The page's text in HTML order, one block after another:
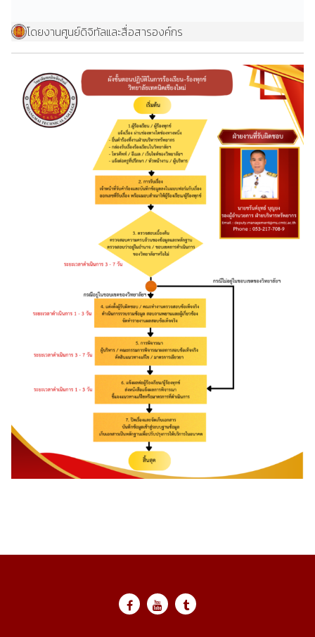
โดยงานศูนย์ดิจิทัลและสื่อสารองค์กร